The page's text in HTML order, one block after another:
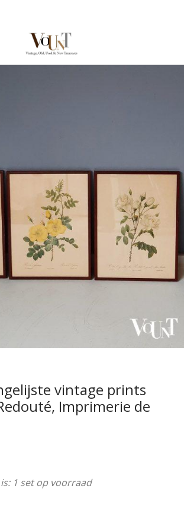
vintage prints
Imprimerie de
1 set op voorraad